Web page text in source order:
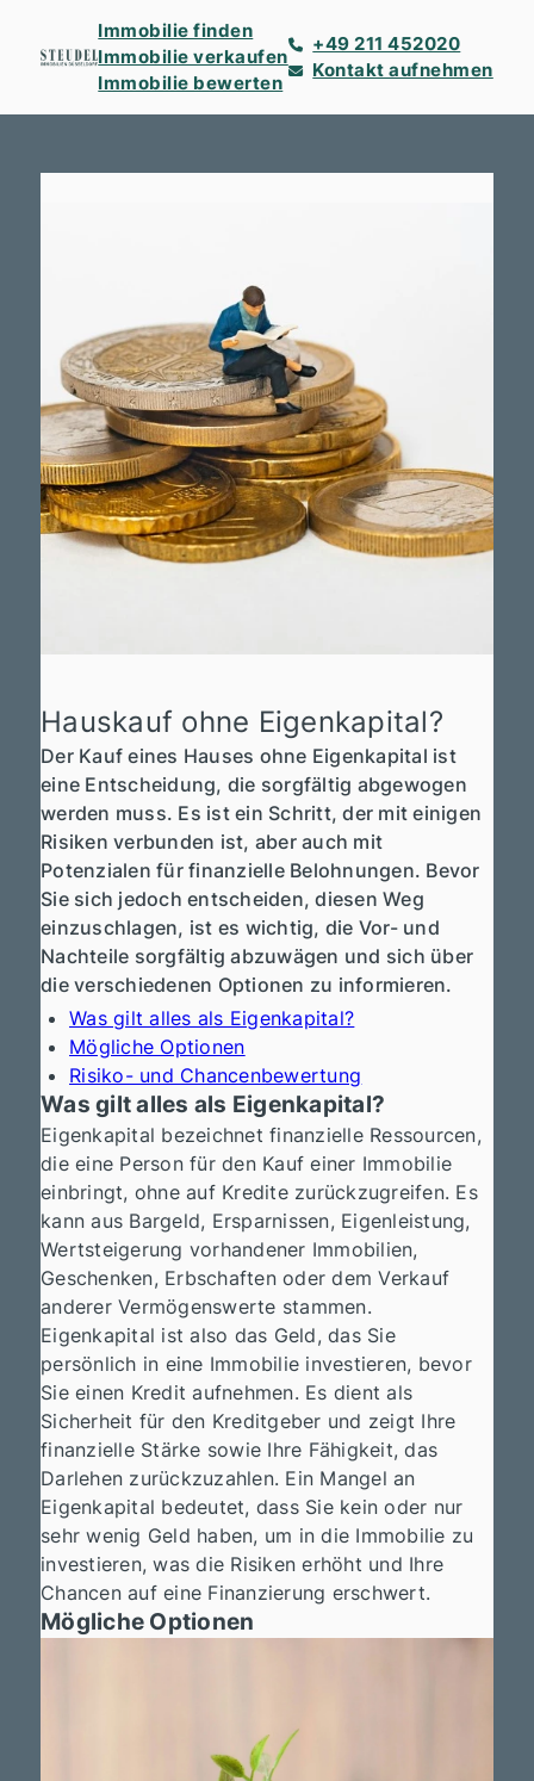
Immobilie finden
Immobilie verkaufen
Immobilie bewerten
+49 211 452020
Kontakt aufnehmen
Hauskauf ohne Eigenkapital?
Der Kauf eines Hauses ohne Eigenkapital ist
eine Entscheidung, die sorgfältig abgewogen
werden muss. Es ist ein Schritt, der mit einigen
Risiken verbunden ist, aber auch mit
Potenzialen für finanzielle Belohnungen. Bevor
Sie sich jedoch entscheiden, diesen Weg
einzuschlagen, ist es wichtig, die Vor- und
Nachteile sorgfältig abzuwägen und sich über
die verschiedenen Optionen zu informieren.
Was gilt alles als Eigenkapital?
Mögliche Optionen
Risiko- und Chancenbewertung
Was gilt alles als Eigenkapital?
Eigenkapital bezeichnet finanzielle Ressourcen,
die eine Person für den Kauf einer Immobilie
einbringt, ohne auf Kredite zurückzugreifen. Es
kann aus Bargeld, Ersparnissen, Eigenleistung,
Wertsteigerung vorhandener Immobilien,
Geschenken, Erbschaften oder dem Verkauf
anderer Vermögenswerte stammen.
Eigenkapital ist also das Geld, das Sie
persönlich in eine Immobilie investieren, bevor
Sie einen Kredit aufnehmen. Es dient als
Sicherheit für den Kreditgeber und zeigt Ihre
finanzielle Stärke sowie Ihre Fähigkeit, das
Darlehen zurückzuzahlen. Ein Mangel an
Eigenkapital bedeutet, dass Sie kein oder nur
sehr wenig Geld haben, um in die Immobilie zu
investieren, was die Risiken erhöht und Ihre
Chancen auf eine Finanzierung erschwert.
Mögliche Optionen